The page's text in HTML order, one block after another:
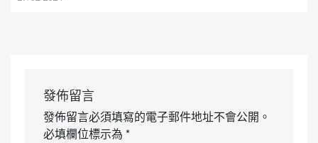
發佈留言
發佈留言必須填寫的電子郵件地址不會公開。
必填欄位標示為 *